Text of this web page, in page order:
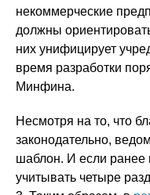
некоммерческие
должны
них унифицирует
время разработки
Минфина.
Несмотря на то, что
законодательно,
шаблон. И если ранее
учитывать четыре